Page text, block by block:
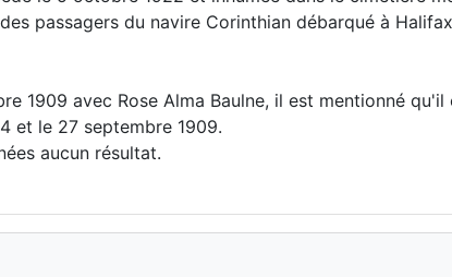
passagers du navire Corinthian débarqué à
1909 avec Rose Alma Baulne, il est mentionné qu'il
et le 27 septembre 1909.
aucun résultat.